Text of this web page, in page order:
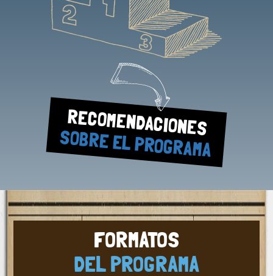
RECOMENDACIONES
SOBRE EL PROGRAMA
FORMATOS
DEL PROGRAMA